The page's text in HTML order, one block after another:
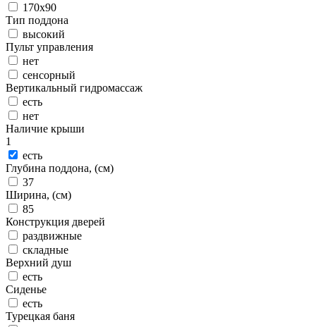
170x90
Тип поддона
высокий
Пульт управления
нет
сенсорный
Вертикальный гидромассаж
есть
нет
Наличие крыши
1
есть
Глубина поддона, (см)
37
Ширина, (см)
85
Конструкция дверей
раздвижные
складные
Верхний душ
есть
Сиденье
есть
Турецкая баня